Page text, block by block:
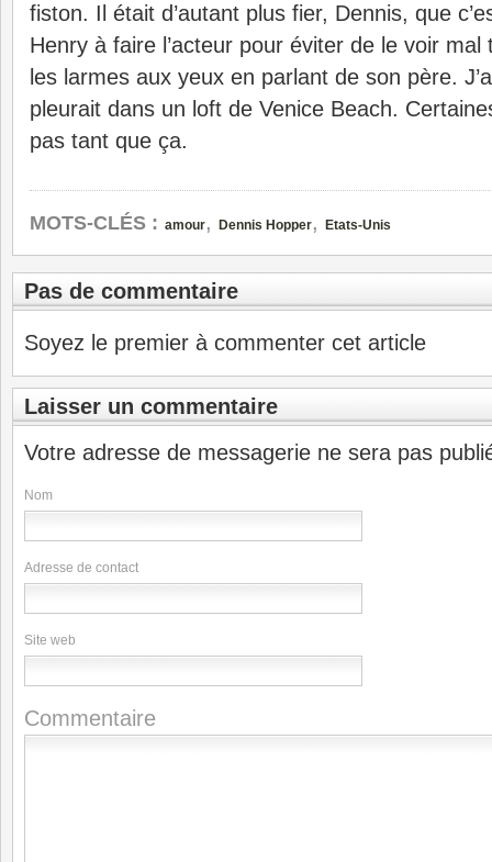
fiston. Il était d’autant plus fier, Dennis, que
Henry à faire l’acteur pour éviter de le voir
les larmes aux yeux en parlant de son père.
pleurait dans un loft de Venice Beach.
pas tant que ça.
MOTS-CLÉS : amour, Dennis Hopper, Etats-Unis
Pas de commentaire
Soyez le premier à commenter cet article
Laisser un commentaire
Votre adresse de messagerie ne sera pas
Nom
Adresse de contact
Site web
Commentaire